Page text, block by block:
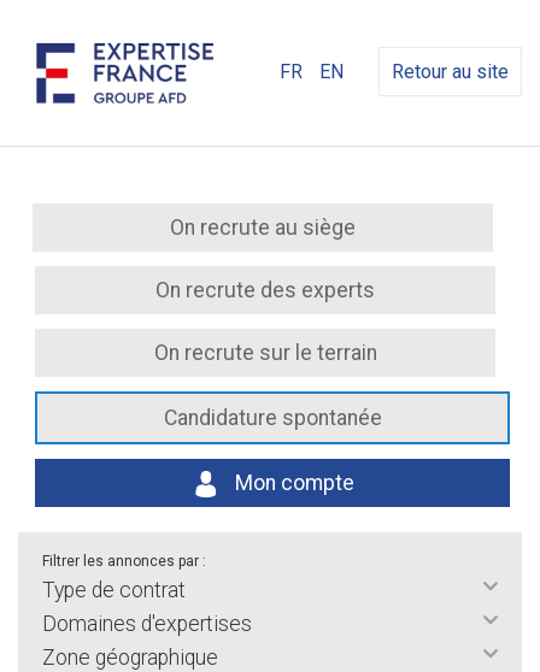
FR EN Retour au site
On recrute au siège
On recrute des experts
On recrute sur le terrain
Candidature spontanée
Mon compte
Filtrer les annonces par :
Type de contrat
Domaines d'expertises
Zone géographique